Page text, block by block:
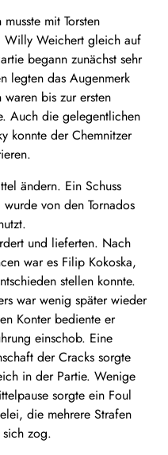
mit Torsten
Willy Weichert gleich auf
begann zunächst sehr
legten das Augenmerk
bis zur ersten
Auch die gelegentlichen
konnte der Chemnitzer
ändern. Ein Schuss
von den Tornados
und lieferten. Nach
war es Filip Kokoska,
stellen konnte.
war wenig später wieder
Konter bediente er
einschob. Eine
der Cracks sorgte
in der Partie. Wenige
sorgte ein Foul
die mehrere Strafen
zog.